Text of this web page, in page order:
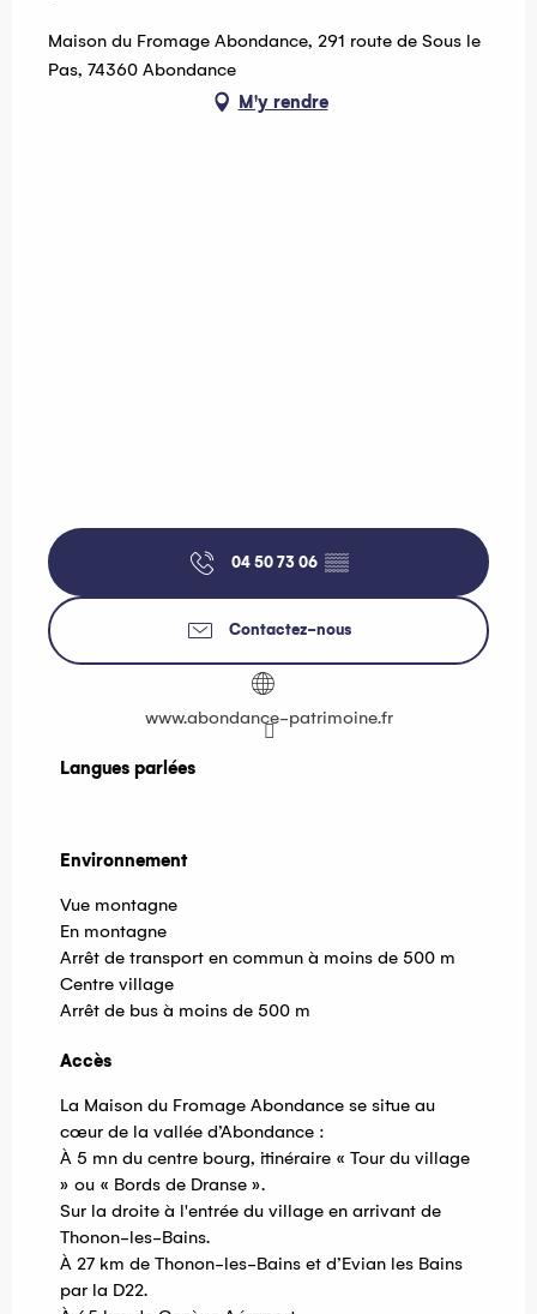
Maison du Fromage Abondance, 291 route de Sous le
Pas, 74360 Abondance
M'y rendre
04 50 73 06 ▒▒
Contactez-nous
www.abondance-patrimoine.fr
Langues parlées
Langues parlées
Environnement
Environnement
Vue montagne
En montagne
Arrêt de transport en commun à moins de 500 m
Centre village
Arrêt de bus à moins de 500 m
Accès
Accès
La Maison du Fromage Abondance se situe au
cœur de la vallée d’Abondance :
À 5 mn du centre bourg, itinéraire « Tour du village
» ou « Bords de Dranse ».
Sur la droite à l'entrée du village en arrivant de
Thonon-les-Bains.
À 27 km de Thonon-les-Bains et d’Evian les Bains
par la D22.